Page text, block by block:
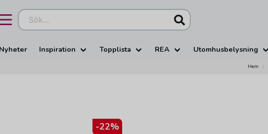
Sök...
Inspiration Topplista REA Utomhusbelysning
Hem
-22%